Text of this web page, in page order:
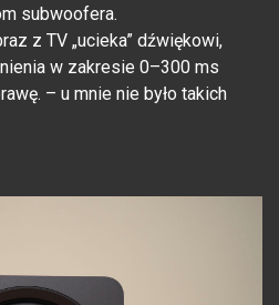
subwoofera.
z TV „ucieka” dźwiękowi,
w zakresie 0–300 ms
– u mnie nie było takich